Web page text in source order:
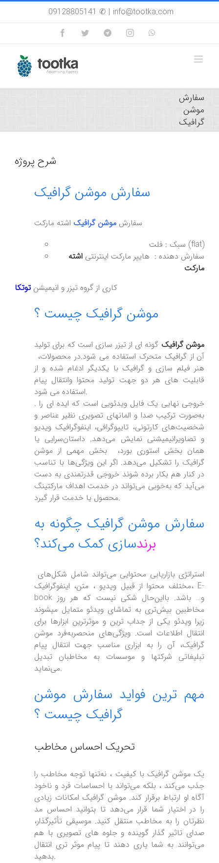
Skip
09128805141 ✆ | info@tootka.com
FacebookTwitterCustom Instagram
سفارش
موشن
گرافیک
شرح پروژه
سفارش موشن گرافیک
سفارش موشن گرافیک اشته مارکت
سبک : فلت (flat)
سفارش دهنده : هایپر مارکت اینترنتی اشته
مارکت
کاری از گروه تیزر و انیمیشن توتکا
موشن گرافیک چیست ؟
موشن گرافیک گونه ای از تیزر سازی است که برای تولید
آن از گرافیک متحرک استفاده می شود.در محصولات،
هنر فیلم سازی و گرافیک با یکدیگر ادغام شده و از
قابلیت های هر دو جهت تولید محتوا وانتقال پیام
استفاده می شود.
. خروجی نهایی یک فایل ویدئویی است که ایده ای را
به‌صورت ترکیب صدا و المانهای تصویری نظیر عناصر و
شخصیت‌های کارتونی، تایپوگرافی، اینفوگرافیک ویدیو
و تصاویرانیمیشنی نمایش می‌دهد. داستان‌سرایی یا
همان بخش استوری بورد، بخش مهمی از موشن
گرافیک را تشکیل می‌دهد. اگر این ویژگی‌ها با تناسب
در کنار هم بکار برده شوند خروجی قدرتمندی به دست
می‌آید که به‌خوبی می‌تواند در خدمت اهداف مارکتینگ
محصول یا خدمت قرار گیرد.
سفارش موشن گرافیک چگونه به
برندسازی کمک می‌کند؟
مختلف محتوا از قبیل ویدیو ، متن، اینفوگرافیک، E-
book و… باشد. بااین‌حال شکی نیست که هر روز
مخاطبین بیش‌تری به تماشای ویدئو متمایل میشوند
زیرا ویدئو یکی از جداب ترین و موثرترین ابزارها برای
انتقال اطلاعات است. ویژگی‌های منحصربه‌فرد موشن
گرافیک، آن را به ابزاری مناسب جهت انتقال پیام
تبلیغاتی شرکتها و موسسات به مخاطبان تبدیل
می‌نماید.
مهم ترین فواید سفارش موشن
گرافیک چیست ؟
تحریک احساس مخاطب
یک موشن گرافیک با کیفیت ، نه‌تنها توجه مخاطب را
جذب می‌کند ، بلکه می‌تواند با احساسات فرد و ناخود
آگاه او ارتباط برقرار کند. موشن گرافیک امکانات زیادی
را در اختیار شما قرار می‌دهد تا بتوانید احساس مد
نظرتان را به مخاطب منتقل کنید. موسیقی تأثیرگذار،
صدای تاثیر گذار گوینده و جلوه های تصویری با هم
می‌توانند به شما یاری دهند تا پیام موثر تری انتقال
بدهید.